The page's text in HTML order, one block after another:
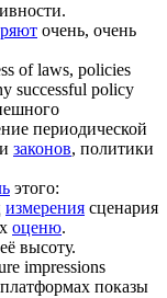
очень, очень
of laws, policies
successful policy
периодической
законов, политики
этого:
измерения сценария
оценю.
её высоту.
impressions
показы